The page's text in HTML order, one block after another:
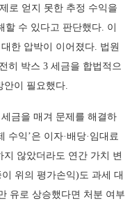
로 얻지 못한 추정 수익을
수 있다고 판단했다. 이
한 압박이 이어졌다. 법원
히 박스 3 세금을 합법적으
안이 필요했다.
금을 매겨 문제를 해결하
수익’은 이자·배당·임대료
않았더라도 연간 가치 변
위의 평가손익)도 과세 대
유로 상승했다면 처분 여부